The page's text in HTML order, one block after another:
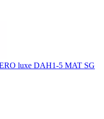
luxe DAH1-5 MAT SG